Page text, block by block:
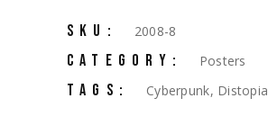
SKU: 2008-8
CATEGORY: Posters
TAGS: Cyberpunk, Distopia